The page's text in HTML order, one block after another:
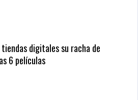
digitales su racha de
6 películas
DE ESTRENO EN CINES DE